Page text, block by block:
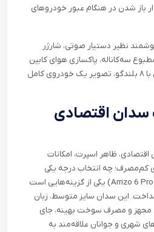
باز شدن در هنگام عبور خودروهای
نظیر دستیار صوتی، شارژر
سه‌کاناله، پاکسازی هوای کابین
و سیستم صوتی برند سونی با ۸ بلندگو، تصویر یک خودروی کامل
| یک سدان اقتصادی
ظاهر اسپرت، امکانات
کم‌مصرف؛ چه انتخاب درجه یکی
(Arrizo 6 یکی از گزینه‌هایی‌ است
این سدان سایز متوسط، زبان
مجهز و مصرف سوخت بهینه، جای
شهری و جوانان علاقه‌مند به